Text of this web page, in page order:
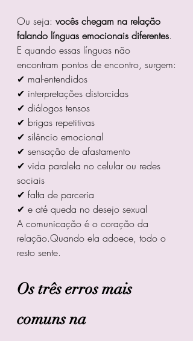
Ou seja: vocês chegam na relação
falando línguas emocionais diferentes.
E quando essas línguas não
encontram pontos de encontro, surgem:
✔ mal-entendidos
✔ interpretações distorcidas
✔ diálogos tensos
✔ brigas repetitivas
✔ silêncio emocional
✔ sensação de afastamento
✔ vida paralela no celular ou redes
sociais
✔ falta de parceria
✔ e até queda no desejo sexual
A comunicação é o coração da
relação.Quando ela adoece, todo o
resto sente.
Os três erros mais
comuns na